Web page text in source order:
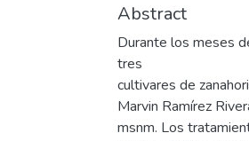
Abstract
Durante los meses
tres
cultivares de
Marvin Ramírez
msnm. Los